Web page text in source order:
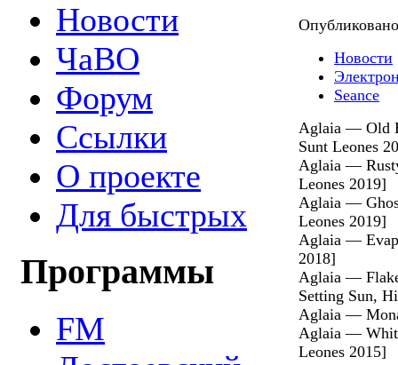
Новости
ЧаВО
Форум
Ссылки
О проекте
Для быстрых
Программы
FM
Новости
Seance
Aglaia — Old
Sunt Leones
Aglaia —
Leones 2019]
Aglaia —
Leones 2019]
Aglaia —
2018]
Aglaia —
Setting Sun,
Aglaia —
Aglaia —
Leones 2015]